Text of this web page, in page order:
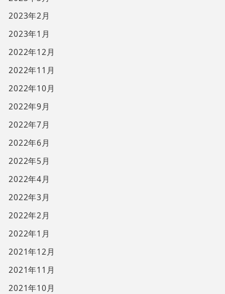
2023年2月
2023年1月
2022年12月
2022年11月
2022年10月
2022年9月
2022年7月
2022年6月
2022年5月
2022年4月
2022年3月
2022年2月
2022年1月
2021年12月
2021年11月
2021年10月